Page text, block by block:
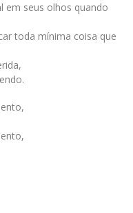
em seus olhos quando
toda mínima coisa que